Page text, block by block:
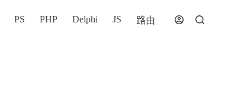
PS PHP Delphi JS 路由